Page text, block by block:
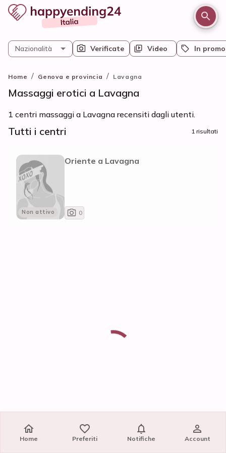
Verificate Video In promo
Nazionalità
Home / Genova e provincia / Lavagna
Massaggi erotici a Lavagna
1 centri massaggi a Lavagna recensiti dagli utenti.
Tutti i centri 1 risultati
Non attivo
Oriente a Lavagna
0
Home Preferiti Notifiche Account